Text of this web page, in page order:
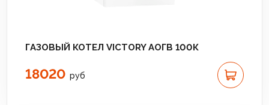
ГАЗОВЫЙ КОТЕЛ VICTORY АОГВ 100К
18020 руб